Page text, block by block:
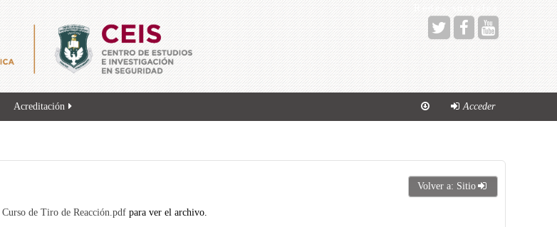
Redes sociales
Acceder
Acreditación
Volver a: Sitio
Curso de Tiro de Reacción.pdf para ver el archivo.